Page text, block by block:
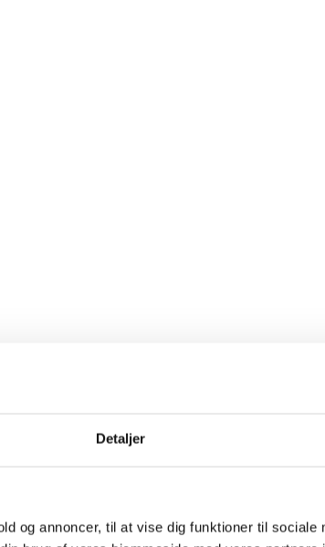
Detaljer
og annoncer, til at vise dig funktioner til sociale